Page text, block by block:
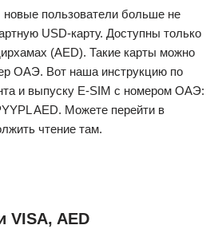
новые пользователи больше не
USD-карту. Доступны только
(AED). Такие карты можно
ОАЭ. Вот наша инструкцию по
и выпуску E-SIM с номером ОАЭ:
AED. Можете перейти в
чтение там.
VISA, AED